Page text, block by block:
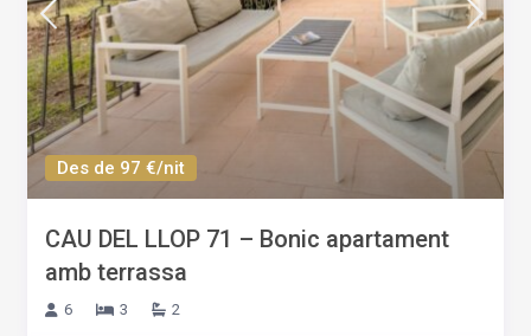
Des de 97 €/nit
CAU DEL LLOP 71 – Bonic apartament
amb terrassa
6 3 2